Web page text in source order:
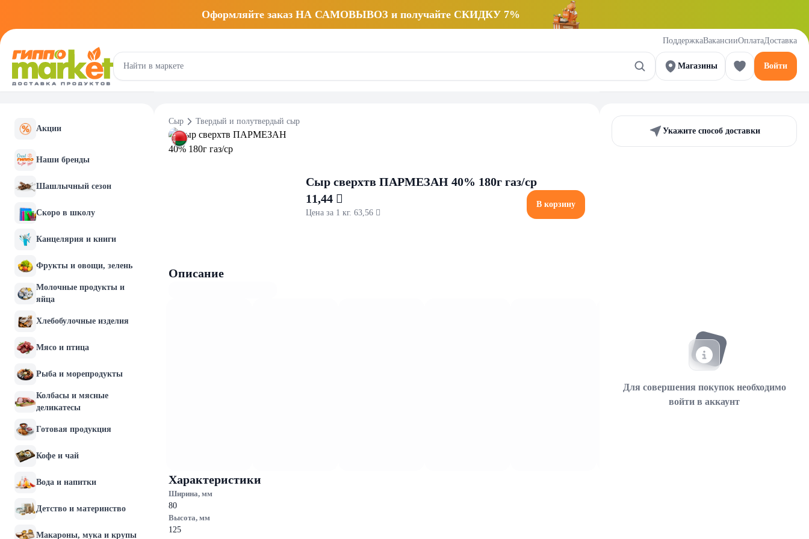
Оформляйте заказ НА САМОВЫВОЗ и получайте СКИДКУ 7%
ПоддержкаВакансииОплатаДоставка
Магазины Войти
Акции
Наши бренды
Шашлычный сезон
Скоро в школу
Канцелярия и книги
Фрукты и овощи, зелень
Молочные продукты и
яйца
Хлебобулочные изделия
Мясо и птица
Рыба и морепродукты
Колбасы и мясные
деликатесы
Готовая продукция
Кофе и чай
Вода и напитки
Детство и материнство
Макароны, мука и крупы
Сыр Твердый и полутвердый сыр
Cыр сверхтв ПАРМЕЗАН 40% 180г газ/ср
11,44 
Цена за 1 кг. 63,56 
В корзину
Описание
Характеристики
Ширина, мм
80
Высота, мм
125
Укажите способ доставки
Для совершения покупок необходимо
войти в аккаунт